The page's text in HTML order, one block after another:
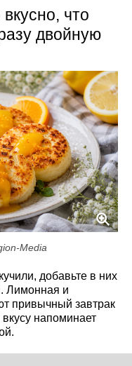
что
двойную
Media
добавьте в них
Лимонная и
привычный завтрак
напоминает